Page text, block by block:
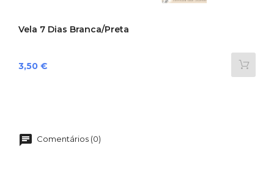
Vela 7 Dias Branca/Preta
Preço
3,50 €
Comentários (0)